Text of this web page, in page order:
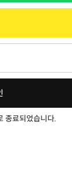
종료되었습니다.